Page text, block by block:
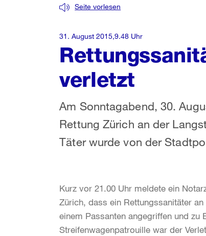
verletzt
Seite vorlesen
Am Sonntagabend, 30.
Rettung Zürich an der
Täter wurde von der
31. August 2015,9.48 Uhr
Kurz vor 21.00 Uhr meldete ein
Zürich, dass ein Rettungssanitäter
einem Passanten angegriffen und
Streifenwagenpatrouille war der